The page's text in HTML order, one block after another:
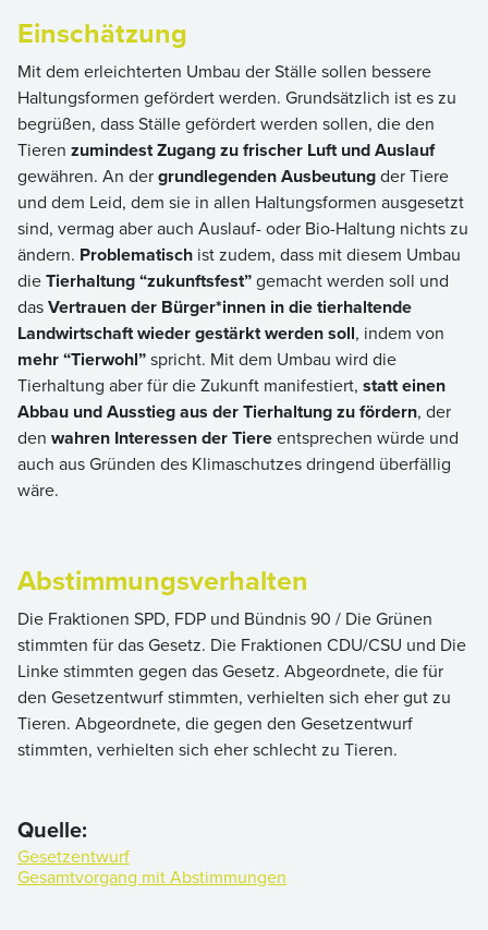
Einschätzung
Mit dem erleichterten Umbau der Ställe sollen bessere
Haltungsformen gefördert werden. Grundsätzlich ist es zu
begrüßen, dass Ställe gefördert werden sollen, die den
Tieren zumindest Zugang zu frischer Luft und Auslauf
gewähren. An dergrundlegenden Ausbeutungder Tiere
und dem Leid, dem sie in allen Haltungsformen ausgesetzt
sind, vermag aber auch Auslauf- oder Bio-Haltung nichts zu
ändern. Problematisch ist zudem, dass mit diesem Umbau
dieTierhaltung “zukunftsfest”gemacht werden soll und
dasVertrauen der Bürger*innen in die tierhaltende
Landwirtschaft wieder gestärkt werden soll, indem von
mehr “Tierwohl”spricht. Mit dem Umbau wird die
Tierhaltung aber für die Zukunft manifestiert, statt einen
Abbau und Ausstieg aus der Tierhaltung zu fördern, der
den wahren Interessen der Tiereentsprechen würde und
auch aus Gründen des Klimaschutzes dringend überfällig
wäre.
Abstimmungsverhalten
Die Fraktionen SPD, FDP und Bündnis 90 / Die Grünen
stimmten für das Gesetz. Die Fraktionen CDU/CSU und Die
Linke stimmten gegen das Gesetz. Abgeordnete, die für
den Gesetzentwurf stimmten, verhielten sich eher gut zu
Tieren. Abgeordnete, die gegen den Gesetzentwurf
stimmten, verhielten sich eher schlecht zu Tieren.
Quelle:
Gesetzentwurf
Gesamtvorgang mit Abstimmungen